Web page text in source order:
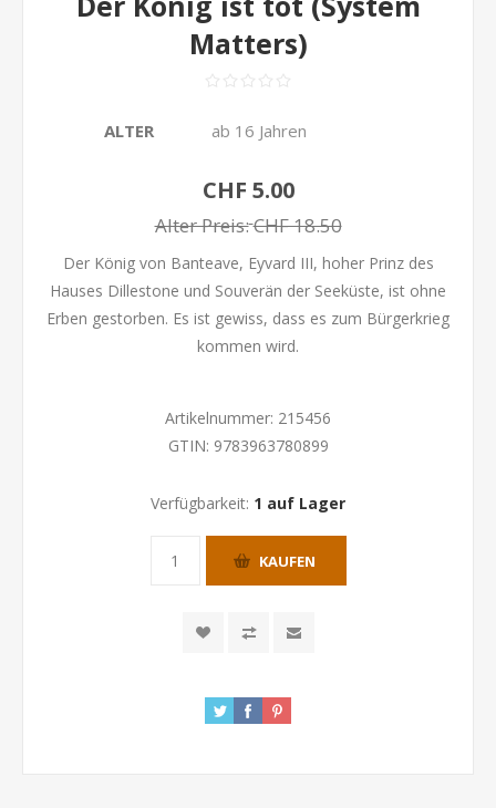
Matters)
ALTER ab 16 Jahren
CHF 5.00
Alter Preis:CHF 18.50
Der König von Banteave, Eyvard III, hoher Prinz des
Hauses Dillestone und Souverän der Seeküste, ist ohne
Erben gestorben. Es ist gewiss, dass es zum Bürgerkrieg
kommen wird.
Artikelnummer: 215456
GTIN: 9783963780899
Verfügbarkeit: 1 auf Lager
KAUFEN